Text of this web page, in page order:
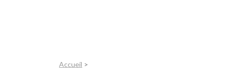
Accueil >